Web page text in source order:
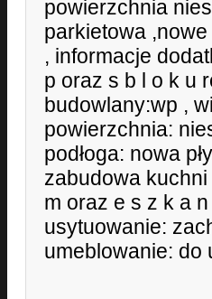
powierzchnia
parkietowa
, informacje
p oraz s b l o k u
budowlany:wp ,
powierzchnia:
podłoga: nowa
zabudowa
m oraz e s z k a
usytuowanie:
umeblowanie: do